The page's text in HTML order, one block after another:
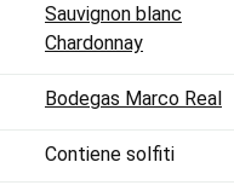
Sauvignon blanc
Chardonnay
Bodegas Marco Real
Contiene solfiti